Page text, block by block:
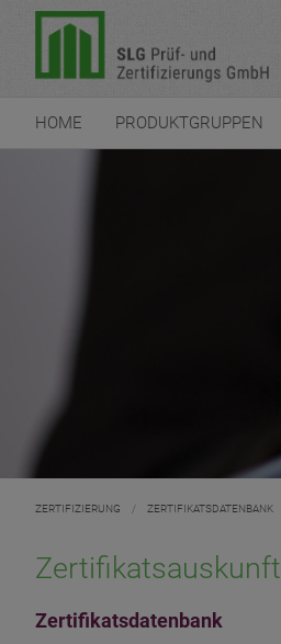
HOME PRODUKTGRUPPEN
ZERTIFIZIERUNG / ZERTIFIKATSDATENBANK
Zertifikatsauskunft
Zertifikatsdatenbank